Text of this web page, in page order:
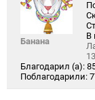
Банана
В
Благодарил (а):
Поблагодарили: